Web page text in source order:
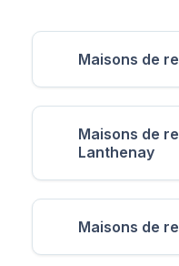
Maisons de
Maisons de
Lanthenay
Maisons de